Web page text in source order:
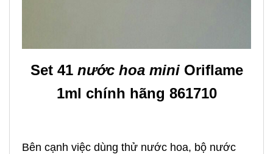
Set 41 nước hoa miniOriflame
1ml chính hãng 861710
Bên cạnh việc dùng thử nước hoa, bộ nước